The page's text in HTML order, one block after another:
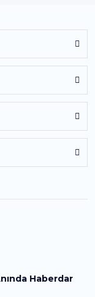
Haberdar